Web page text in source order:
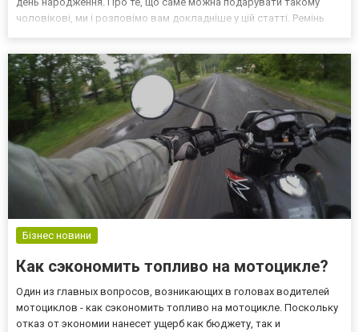
чоловікові, ми і розповімо вам докладніше у цій статті. Ремінь
Бізнес новини
Как сэкономить топливо на мотоцикле?
Один из главных вопросов, возникающих в головах водителей
мотоциклов - как сэкономить топливо на мотоцикле. Поскольку
отказ от экономии нанесет ущерб как бюджету, так и